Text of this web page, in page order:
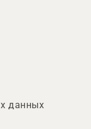
данных